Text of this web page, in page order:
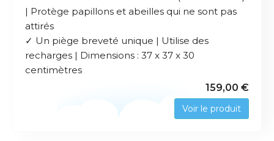
| Protège papillons et abeilles qui ne sont pas
attirés
✓ Un piège breveté unique | Utilise des
recharges | Dimensions : 37 x 37 x 30
centimètres
159,00 €
Voir le produit